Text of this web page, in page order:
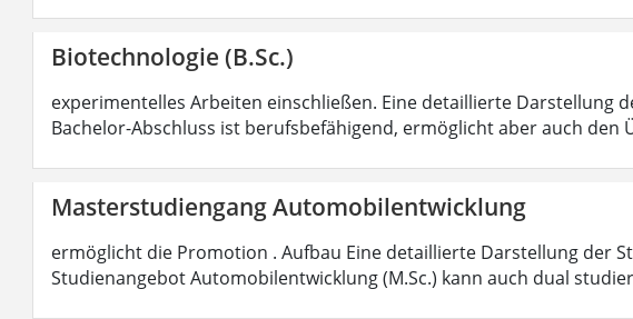
Biotechnologie (B.Sc.)
experimentelles Arbeiten einschließen. Eine detaillierte Darstellung
Bachelor-Abschluss ist berufsbefähigend, ermöglicht aber auch den
Masterstudiengang Automobilentwicklung
ermöglicht die Promotion . Aufbau Eine detaillierte Darstellung der
Studienangebot Automobilentwicklung (M.Sc.) kann auch dual